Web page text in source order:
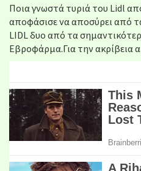
Ποια γνωστά τυριά του Lidl
αποφάσισε να αποσύρει από
LIDL δυο από τα
Εβροφάρμα.Για την